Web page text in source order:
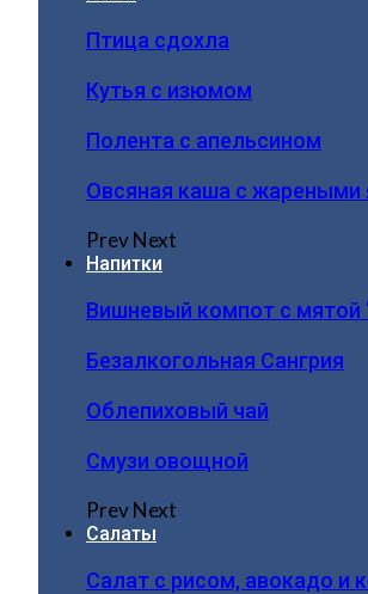
Птица сдохла
Кутья с изюмом
Полента с апельсином
Овсяная каша с жареными
PrevNext
Напитки
Вишневый компот с мятой
Безалкогольная Сангрия
Облепиховый чай
Смузи овощной
PrevNext
Салаты
Салат с рисом, авокадо и